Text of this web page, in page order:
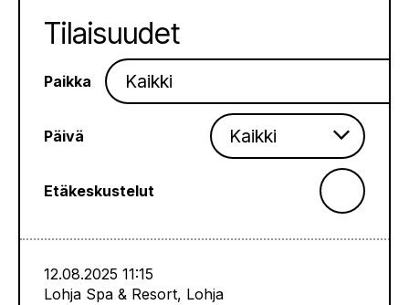
Tilaisuudet
Paikka
Päivä
Etäkeskustelut
12.08.2025 11:15
Lohja Spa & Resort, Lohja